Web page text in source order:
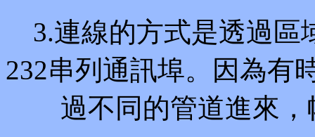
3.連線的方式是透過區
232串列通訊埠。因為有
過不同的管道進來，